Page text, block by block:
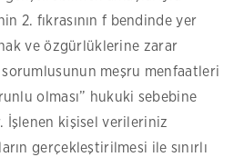
2. fıkrasının f bendinde yer
ve özgürlüklerine zarar
meşru menfaatleri
olması” hukuki sebebine
İşlenen kişisel verileriniz
gerçekleştirilmesi ile sınırlı